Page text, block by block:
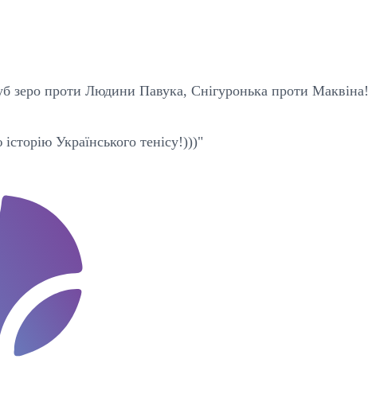
зеро проти Людини Павука, Снігуронька проти Маквіна!
Українського тенісу!)))"